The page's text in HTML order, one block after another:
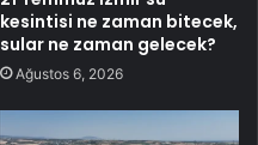
kesintisi ne zaman bitecek,
sular ne zaman gelecek?
Ağustos 6, 2026